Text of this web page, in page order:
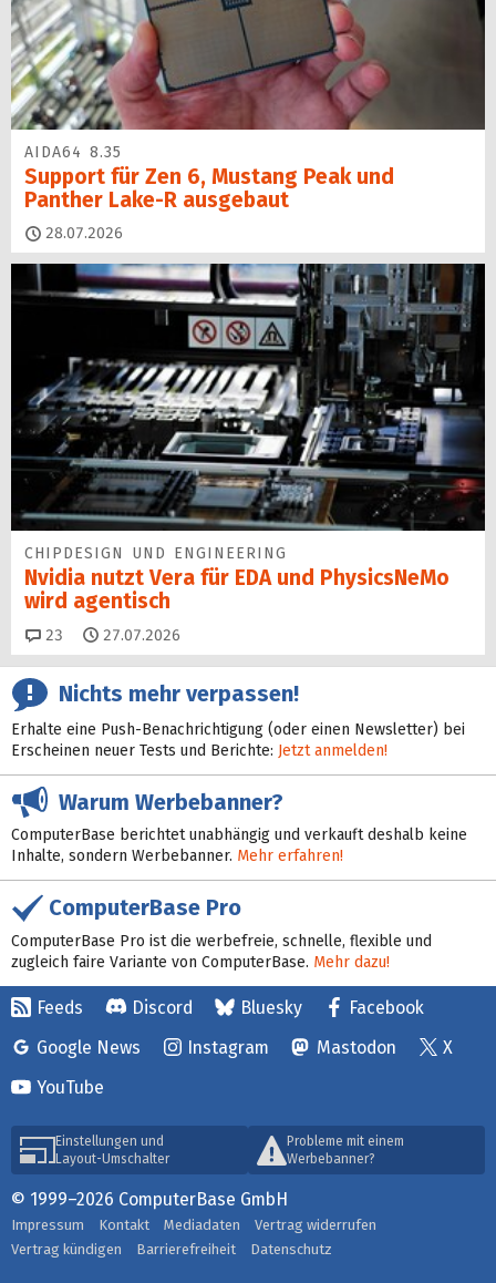
AIDA64 8.35
Support für Zen 6, Mustang Peak und
Panther Lake-R ausgebaut
28.07.2026
CHIPDESIGN UND ENGINEERING
Nvidia nutzt Vera für EDA und PhysicsNeMo
wird agentisch
23 Kommentare
27.07.2026
Nichts mehr verpassen!
Erhalte eine Push-Benachrichtigung (oder einen Newsletter) bei
Erscheinen neuer Tests und Berichte: Jetzt anmelden!
Warum Werbebanner?
ComputerBase berichtet unabhängig und verkauft deshalb keine
Inhalte, sondern Werbebanner. Mehr erfahren!
ComputerBase Pro
ComputerBase Pro ist die werbefreie, schnelle, flexible und
zugleich faire Variante von ComputerBase. Mehr dazu!
Feeds Discord Bluesky
Facebook
Google News
Instagram Mastodon
X
YouTube
Einstellungen und
Layout-Umschalter
Probleme mit einem
Werbebanner?
© 1999–2026 ComputerBase GmbH
Impressum Kontakt Mediadaten
Vertrag widerrufen
Vertrag kündigen
Barrierefreiheit Datenschutz